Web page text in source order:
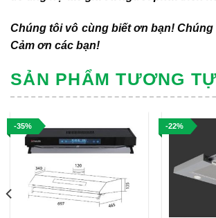
Chúng tôi vô cùng biết ơn bạn!
Cảm ơn các bạn!
SẢN PHẨM TƯƠNG TỰ
-35% -22%